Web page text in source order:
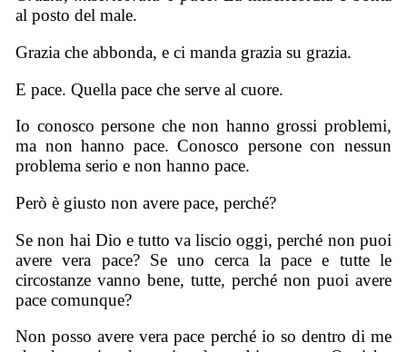
al posto del male.
Grazia che abbonda, e ci manda grazia su grazia.
E pace. Quella pace che serve al cuore.
Io conosco persone che non hanno grossi problemi,
ma non hanno pace. Conosco persone con nessun
problema serio e non hanno pace.
Però è giusto non avere pace, perché?
Se non hai Dio e tutto va liscio oggi, perché non puoi
avere vera pace? Se uno cerca la pace e tutte le
circostanze vanno bene, tutte, perché non puoi avere
pace comunque?
Non posso avere vera pace perché io so dentro di me